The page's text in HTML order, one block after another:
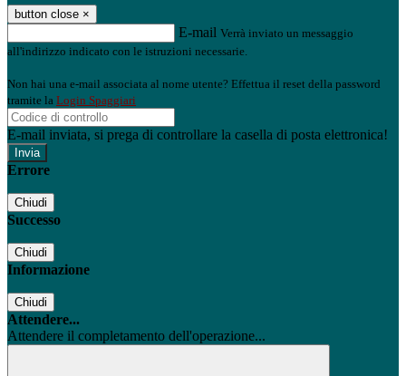
button close ×
E-mail Verrà inviato un messaggio
all'indirizzo indicato con le istruzioni necessarie.
Non hai una e-mail associata al nome utente? Effettua il reset della password
tramite la Login Spaggiari
E-mail inviata, si prega di controllare la casella di posta elettronica!
Errore
Chiudi
Successo
Chiudi
Informazione
Chiudi
Attendere...
Attendere il completamento dell'operazione...